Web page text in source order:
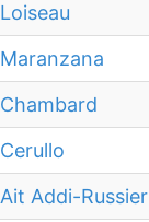
Loiseau
Maranzana
Chambard
Cerullo
Ait Addi-Russier